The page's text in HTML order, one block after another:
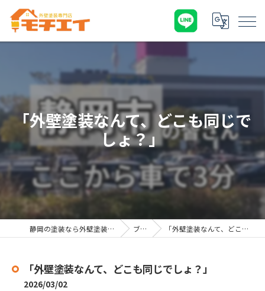
「外壁塗装なんて、どこも同じで
しょ？」
静岡の塗装なら外壁塗装専門店 モチエイ ブログ 「外壁塗装なんて、どこも同じでしょ？」
「外壁塗装なんて、どこも同じでしょ？」
2026/03/02